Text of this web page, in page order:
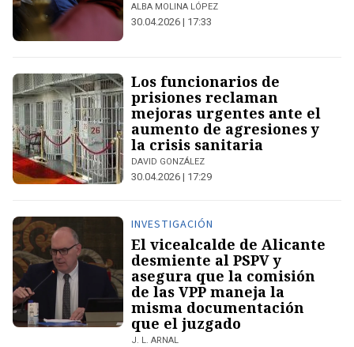
ALBA MOLINA LÓPEZ
30.04.2026 | 17:33
Los funcionarios de
prisiones reclaman
mejoras urgentes ante el
aumento de agresiones y
la crisis sanitaria
DAVID GONZÁLEZ
30.04.2026 | 17:29
INVESTIGACIÓN
El vicealcalde de Alicante
desmiente al PSPV y
asegura que la comisión
de las VPP maneja la
misma documentación
que el juzgado
J. L. ARNAL